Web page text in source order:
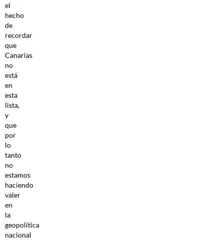
el
hecho
de
recordar
que
Canarias
no
está
en
esta
lista,
y
que
por
lo
tanto
no
estamos
haciendo
valer
en
la
geopolítica
nacional